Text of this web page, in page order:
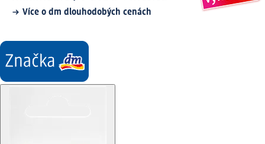
Více o dm dlouhodobých cenách